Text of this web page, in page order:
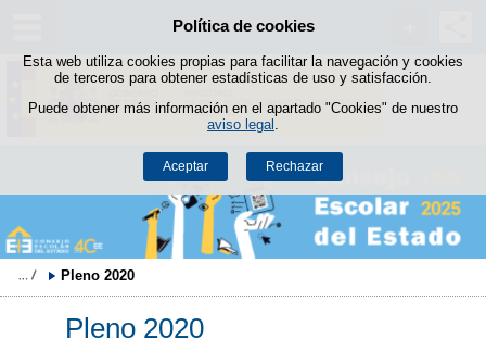
Política de cookies
Esta web utiliza cookies propias para facilitar la navegación y cookies
de terceros para obtener estadísticas de uso y satisfacción.
Puede obtener más información en el apartado "Cookies" de nuestro
aviso legal
Aceptar Rechazar
Saltar al contenido
Pleno 2020
Pleno 2020